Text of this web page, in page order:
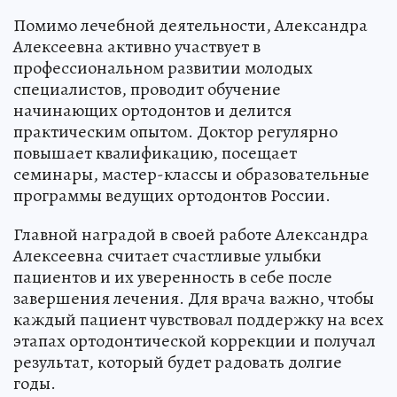
Помимо лечебной деятельности, Александра
Алексеевна активно участвует в
профессиональном развитии молодых
специалистов, проводит обучение
начинающих ортодонтов и делится
практическим опытом. Доктор регулярно
повышает квалификацию, посещает
семинары, мастер-классы и образовательные
программы ведущих ортодонтов России.
Главной наградой в своей работе Александра
Алексеевна считает счастливые улыбки
пациентов и их уверенность в себе после
завершения лечения. Для врача важно, чтобы
каждый пациент чувствовал поддержку на всех
этапах ортодонтической коррекции и получал
результат, который будет радовать долгие
годы.